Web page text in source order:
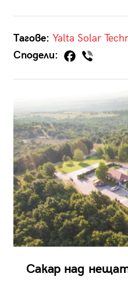
Тагове: Yalta Solar
Сподели:
Сакар над